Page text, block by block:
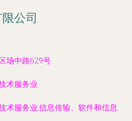
公司
场中路629号
术服务业
术服务业,信息传输、软件和信息